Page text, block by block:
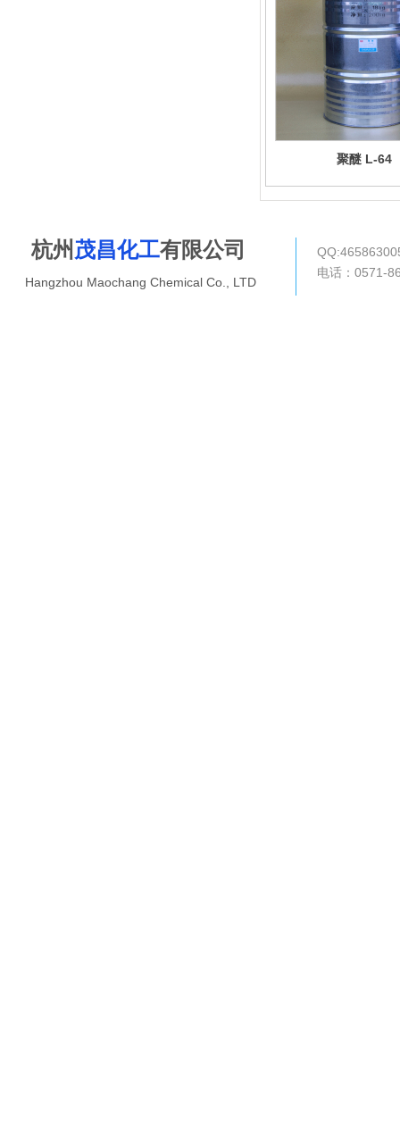
聚醚 L-64
电话：0571-
杭州 茂昌化工有限公司
Hangzhou Maochang Chemical Co., LTD